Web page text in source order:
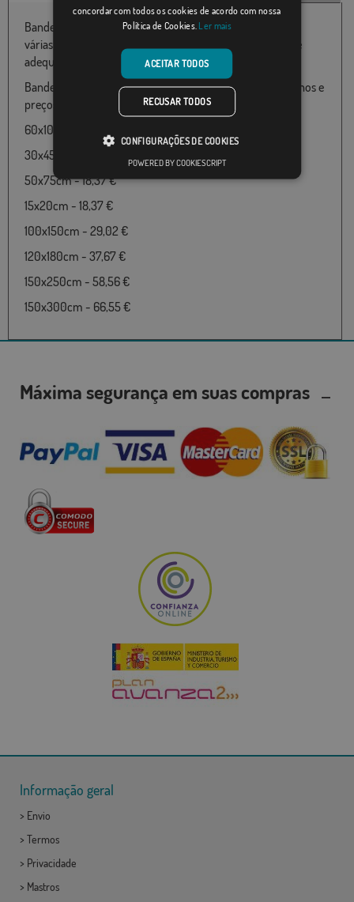
Bandeira de Che Guevara disponível em 100% poliéster e
várias medidas de 060X100 até 150x300 particularmente
adequado para uso ao ar livre
Bandeira de Che Guevara disponível nos seguintes tamanhos e
preços:
60x100cm - 18,37 €
30x45cm - 18,37 €
50x75cm - 18,37 €
15x20cm - 18,37 €
100x150cm - 29,02 €
120x180cm - 37,67 €
150x250cm - 58,56 €
150x300cm - 66,55 €
Máxima segurança em suas compras
Informação geral
> Envio
> Termos
> Privacidade
> Mastros
concordar com todos os cookies de acordo com nossa
Política de Cookies. Ler mais
ACEITAR TODOS
RECUSAR TODOS
CONFIGURAÇÕES DE COOKIES
POWERED BY COOKIESCRIPT